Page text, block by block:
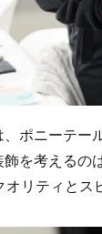
ポニーテー
を考えるの
リティとス